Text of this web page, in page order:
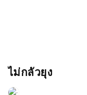
ไม่กลัวยุง